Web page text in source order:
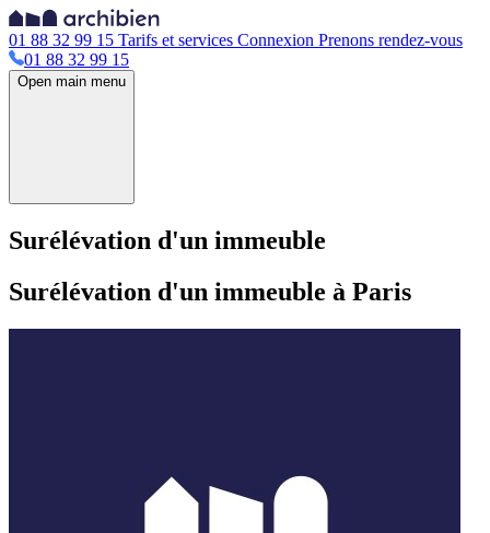
01 88 32 99 15 Tarifs et services Connexion Prenons rendez-vous
01 88 32 99 15
Open main menu
Surélévation d'un immeuble
Surélévation d'un immeuble à Paris